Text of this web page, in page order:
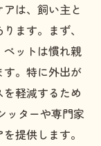
は、飼い主と
ます。まず、
ットは慣れ親
す。特に外出が
軽減するため
ッターや専門家
提供します。